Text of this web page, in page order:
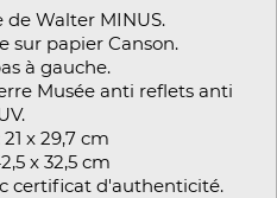
Walter MINUS.
sur papier Canson.
à gauche.
Musée anti reflets anti
x 29,7 cm
x 32,5 cm
certificat d'authenticité.